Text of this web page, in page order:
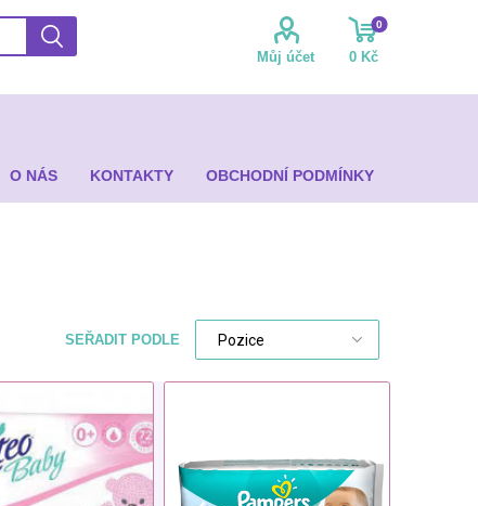
Můj účet
0
0 Kč
O NÁS KONTAKTY OBCHODNÍ PODMÍNKY
SEŘADIT PODLE